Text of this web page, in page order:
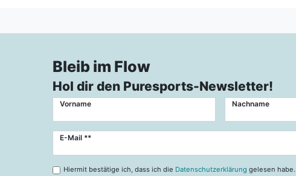
Bleib im Flow
Hol dir den Puresports-Newsletter!
Vorname Nachname
E-Mail **
Newsletter
Hiermit bestätige ich, dass ich die Datenschutzerklärung gelesen